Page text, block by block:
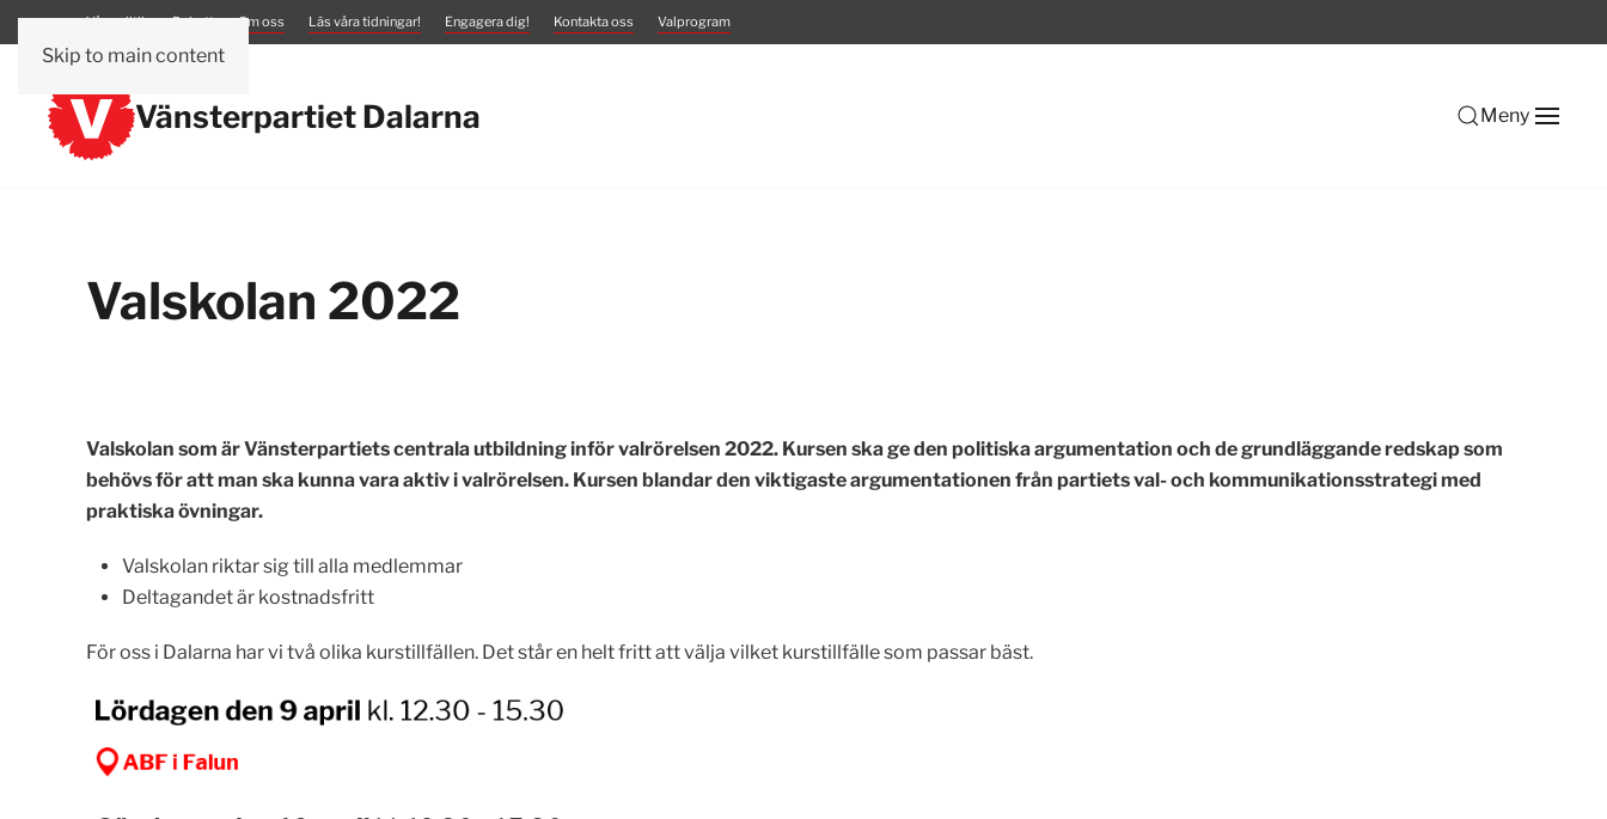
Skip to main content
Vår politik Debatt Om oss Läs våra tidningar! Engagera dig! Kontakta oss Valprogram
Vänsterpartiet Dalarna Meny
Valskolan 2022
Valskolan som är Vänsterpartiets centrala utbildning inför valrörelsen 2022. Kursen ska ge den politiska argumentation och de grundläggande redskap som
behövs för att man ska kunna vara aktiv i valrörelsen. Kursen blandar den viktigaste argumentationen från partiets val- och kommunikationsstrategi med
praktiska övningar.
Valskolan riktar sig till alla medlemmar
Deltagandet är kostnadsfritt
För oss i Dalarna har vi två olika kurstillfällen. Det står en helt fritt att välja vilket kurstillfälle som passar bäst.